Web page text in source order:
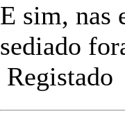
E sim, nas
sediado
Registado